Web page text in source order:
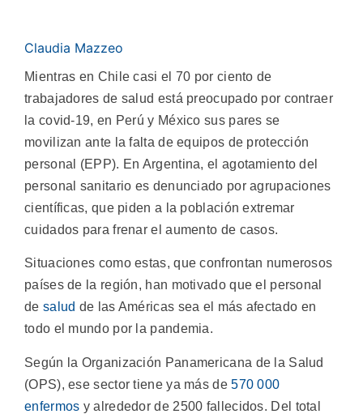
Claudia Mazzeo
Mientras en Chile casi el 70 por ciento de
trabajadores de salud está preocupado por contraer
la covid-19, en Perú y México sus pares se
movilizan ante la falta de equipos de protección
personal (EPP). En Argentina, el agotamiento del
personal sanitario es denunciado por agrupaciones
científicas, que piden a la población extremar
cuidados para frenar el aumento de casos.
Situaciones como estas, que confrontan numerosos
países de la región, han motivado que el personal
de salud de las Américas sea el más afectado en
todo el mundo por la pandemia.
Según la Organización Panamericana de la Salud
(OPS), ese sector tiene ya más de570 000
enfermos y alrededor de 2500 fallecidos. Del total